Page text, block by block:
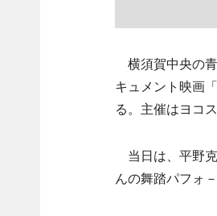
横須賀中央の
キュメント映画
る。主催はヨコ
当日は、平野
んの舞踏パフォ